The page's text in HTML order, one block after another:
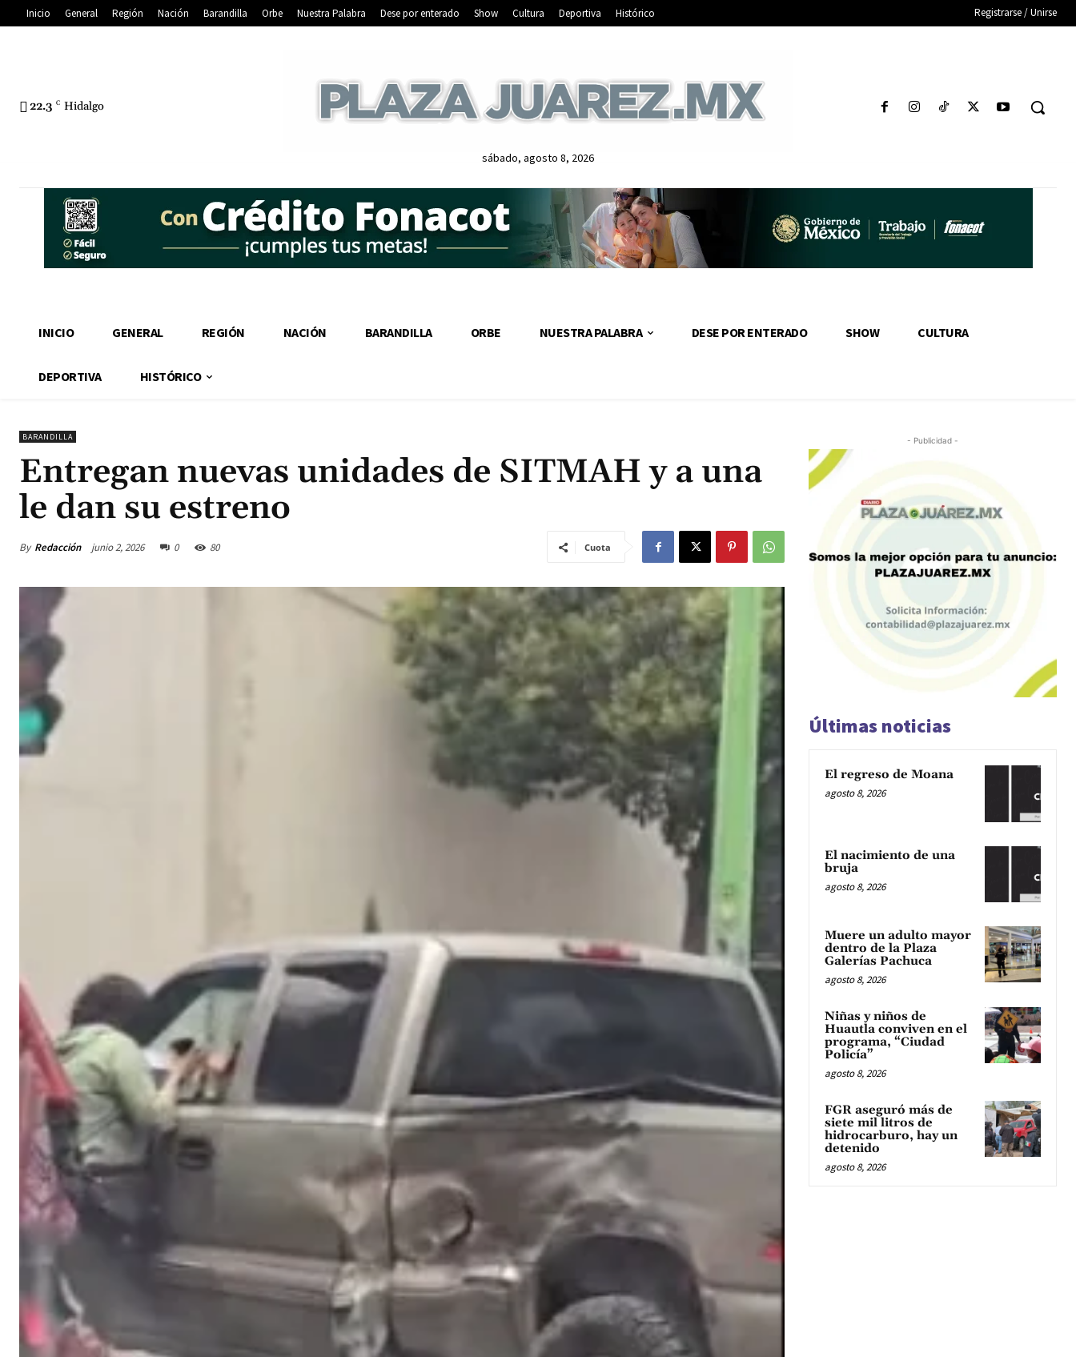
Inicio General Región Nación Barandilla Orbe Nuestra Palabra Dese por enterado Show Cultura Deportiva Histórico Registrarse / Unirse
22.3 C Hidalgo
sábado, agosto 8, 2026
INICIO GENERAL REGIÓN NACIÓN BARANDILLA ORBE NUESTRA PALABRA DESE POR ENTERADO SHOW CULTURA
DEPORTIVA HISTÓRICO
BARANDILLA
Entregan nuevas unidades de SITMAH y a una
le dan su estreno
By Redacción junio 2, 2026 0 80 Cuota
- Publicidad -
Últimas noticias
El regreso de Moana
agosto 8, 2026
El nacimiento de una
bruja
agosto 8, 2026
Muere un adulto mayor
dentro de la Plaza
Galerías Pachuca
agosto 8, 2026
Niñas y niños de
Huautla conviven en el
programa, “Ciudad
Policía”
agosto 8, 2026
FGR aseguró más de
siete mil litros de
hidrocarburo, hay un
detenido
agosto 8, 2026